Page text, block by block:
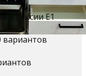
эмиссии Е1
вариантов